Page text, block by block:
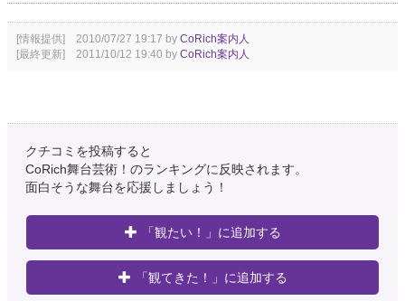
[情報提供] 2010/07/27 19:17 by CoRich案内人
[最終更新] 2011/10/12 19:40 by CoRich案内人
クチコミを投稿すると
CoRich舞台芸術！のランキングに反映されます。
面白そうな舞台を応援しましょう！
「観たい！」に追加する
「観てきた！」に追加する